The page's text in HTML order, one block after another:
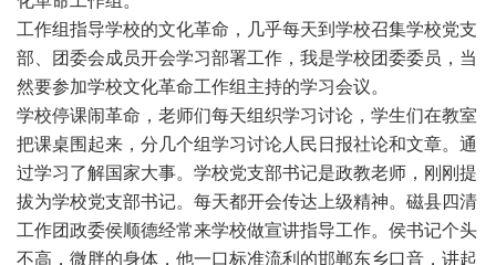
工作组指导学校的文化革命，几乎每天到学校召集学校党支
部、团委会成员开会学习部署工作，我是学校团委委员，当
然要参加学校文化革命工作组主持的学习会议。
学校停课闹革命，老师们每天组织学习讨论，学生们在教室
把课桌围起来，分几个组学习讨论人民日报社论和文章。通
过学习了解国家大事。学校党支部书记是政教老师，刚刚提
拔为学校党支部书记。每天都开会传达上级精神。磁县四清
工作团政委侯顺德经常来学校做宣讲指导工作。侯书记个头
不高，微胖的身体，他一口标准流利的邯郸东乡口音，讲起